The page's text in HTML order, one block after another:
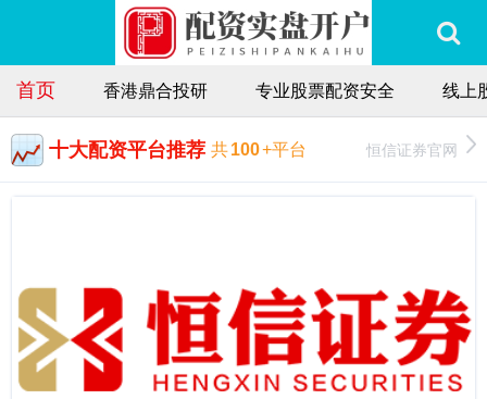
首页 香港鼎合投研 专业股票配资安全 线上
十大配资平台推荐 共100+平台 恒信证券官网